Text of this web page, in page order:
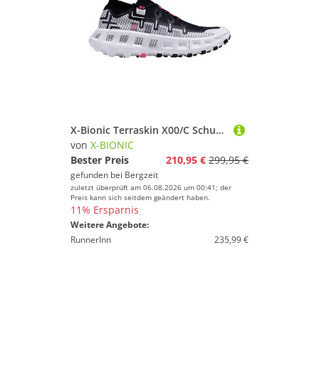
X-Bionic Terraskin X00/C Schuhe
von X-BIONIC
Bester Preis
210,95 € 299,95 €
gefunden bei Bergzeit
zuletzt überprüft am 06.08.2026 um 00:41; der
Preis kann sich seitdem geändert haben.
11% Ersparnis
Weitere Angebote:
RunnerInn
235,99 €